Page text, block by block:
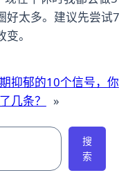
好太多。建议先尝试7
。
抑郁的10个信号，你
几条？
»
搜
索